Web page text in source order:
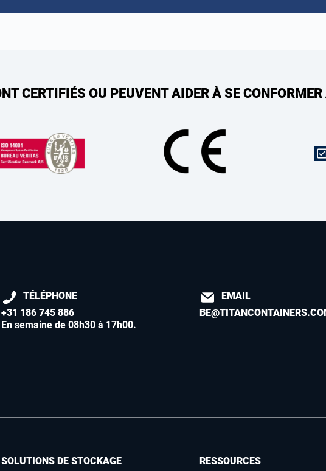
CERTIFIÉS OU PEUVENT AIDER À SE
TÉLÉPHONE
+31 186 745 886
En semaine de 08h30 à 17h00.
EMAIL
SOLUTIONS DE STOCKAGE RESSOURCES